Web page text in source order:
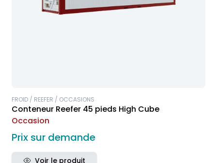
FROID / REEFER / OCCASIONS
Conteneur Reefer 45 pieds High Cube
Occasion
Prix sur demande
Voir le produit